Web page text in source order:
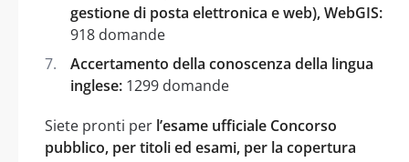
gestione di posta elettronica e web), WebGIS:
918 domande
Accertamento della conoscenza della lingua
inglese: 1299 domande
Siete pronti per l’esame ufficiale Concorso
pubblico, per titoli ed esami, per la copertura